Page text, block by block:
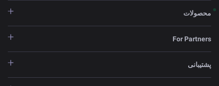
محصولات
For Partners
پشتیبانی